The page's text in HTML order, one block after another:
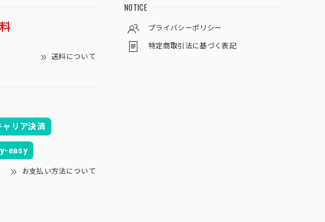
送料について
ャリア決済
easy
お支払い方法について
NOTICE
プライバシーポリシー
特定商取引法に基づく表記